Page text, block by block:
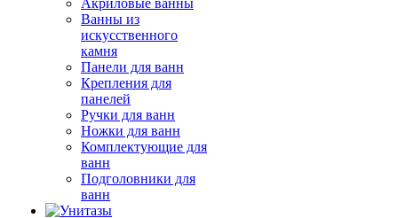
Акриловые ванны
Ванны из
искусственного
камня
Панели для ванн
Крепления для
панелей
Ручки для ванн
Ножки для ванн
Комплектующие для
ванн
Подголовники для
ванн